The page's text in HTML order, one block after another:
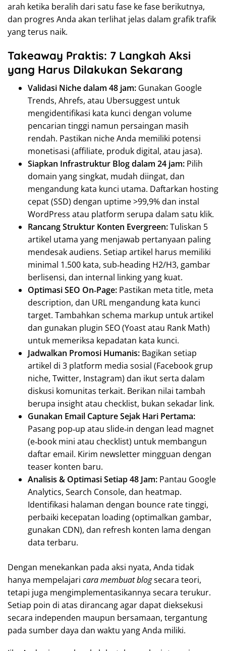
arah ketika beralih dari satu fase ke fase berikutnya,
dan progres Anda akan terlihat jelas dalam grafik trafik
yang terus naik.
Takeaway Praktis: 7 Langkah Aksi
yang Harus Dilakukan Sekarang
Validasi Niche dalam 48 jam: Gunakan Google
Trends, Ahrefs, atau Ubersuggest untuk
mengidentifikasi kata kunci dengan volume
pencarian tinggi namun persaingan masih
rendah. Pastikan niche Anda memiliki potensi
monetisasi (affiliate, produk digital, atau jasa).
Siapkan Infrastruktur Blog dalam 24 jam: Pilih
domain yang singkat, mudah diingat, dan
mengandung kata kunci utama. Daftarkan hosting
cepat (SSD) dengan uptime >99,9% dan instal
WordPress atau platform serupa dalam satu klik.
Rancang Struktur Konten Evergreen:Tuliskan 5
artikel utama yang menjawab pertanyaan paling
mendesak audiens. Setiap artikel harus memiliki
minimal 1.500 kata, sub‑heading H2/H3, gambar
berlisensi, dan internal linking yang kuat.
Optimasi SEO On‑Page: Pastikan meta title, meta
description, dan URL mengandung kata kunci
target. Tambahkan schema markup untuk artikel
dan gunakan plugin SEO (Yoast atau Rank Math)
untuk memeriksa kepadatan kata kunci.
Jadwalkan Promosi Humanis: Bagikan setiap
artikel di 3 platform media sosial (Facebook grup
niche, Twitter, Instagram) dan ikut serta dalam
diskusi komunitas terkait. Berikan nilai tambah
berupa insight atau checklist, bukan sekadar link.
Gunakan Email Capture Sejak Hari Pertama:
Pasang pop‑up atau slide‑in dengan lead magnet
(e‑book mini atau checklist) untuk membangun
daftar email. Kirim newsletter mingguan dengan
teaser konten baru.
Analisis & Optimasi Setiap 48 Jam: Pantau Google
Analytics, Search Console, dan heatmap.
Identifikasi halaman dengan bounce rate tinggi,
perbaiki kecepatan loading (optimalkan gambar,
gunakan CDN), dan refresh konten lama dengan
data terbaru.
Dengan menekankan pada aksi nyata, Anda tidak
hanya mempelajari cara membuat blogsecara teori,
tetapi juga mengimplementasikannya secara terukur.
Setiap poin di atas dirancang agar dapat dieksekusi
secara independen maupun bersamaan, tergantung
pada sumber daya dan waktu yang Anda miliki.